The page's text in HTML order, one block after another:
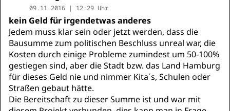
09.11.2016 | 12:29 Uhr
kein Geld für irgendetwas anderes
Jedem muss klar sein oder jetzt werden, dass die
Bausumme zum politischen Beschluss unreal war, die
Kosten durch einige Probleme zumindest um 50-100%
gestiegen sind, aber die Stadt bzw. das Land Hamburg
für dieses Geld nie und nimmer Kita´s, Schulen oder
Straßen gebaut hätte.
Die Bereitschaft zu dieser Summe ist und war mit